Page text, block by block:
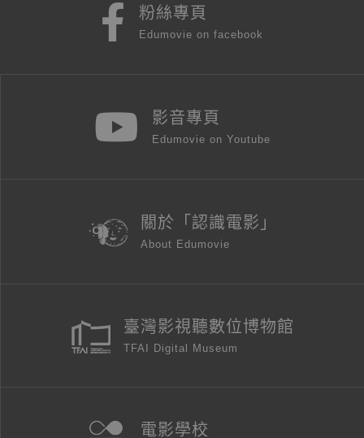
粉絲專頁
Edumovie on facebook
影音專頁
Edumovie on Youtube
關於「認識電影」
About Edumovie
臺灣影視聽數位博物館
TFAI Digital Museum
電影學校